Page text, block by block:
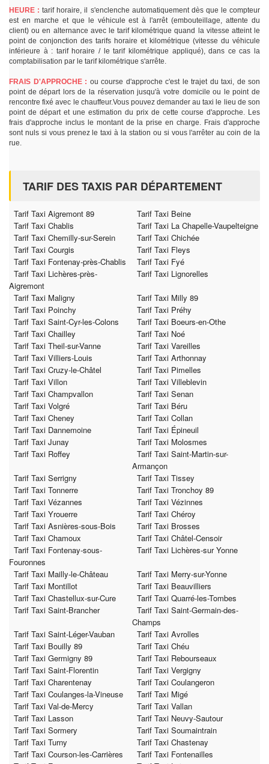
HEURE : tarif horaire, il s'enclenche automatiquement dès que le compteur
est en marche et que le véhicule est à l'arrêt (embouteillage, attente du
client) ou en alternance avec le tarif kilométrique quand la vitesse atteint le
point de conjonction des tarifs horaire et kilométrique (vitesse du véhicule
inférieure à : tarif horaire / le tarif kilométrique appliqué), dans ce cas la
comptabilisation par le tarif kilométrique s'arrête.
FRAIS D'APPROCHE : ou course d'approche c'est le trajet du taxi, de son
point de départ lors de la réservation jusqu'à votre domicile ou le point de
rencontre fixé avec le chauffeur.Vous pouvez demander au taxi le lieu de son
point de départ et une estimation du prix de cette course d'approche. Les
frais d'approche inclus le montant de la prise en charge. Frais d'approche
sont nuls si vous prenez le taxi à la station ou si vous l'arrêter au coin de la
rue.
TARIF DES TAXIS PAR DÉPARTEMENT
Tarif Taxi Aigremont 89
Tarif Taxi Beine
Tarif Taxi Chablis
Tarif Taxi La Chapelle-Vaupelteigne
Tarif Taxi Chemilly-sur-Serein
Tarif Taxi Chichée
Tarif Taxi Courgis
Tarif Taxi Fleys
Tarif Taxi Fontenay-près-Chablis
Tarif Taxi Fyé
Tarif Taxi Lichères-près-
Aigremont
Tarif Taxi Lignorelles
Tarif Taxi Maligny
Tarif Taxi Milly 89
Tarif Taxi Poinchy
Tarif Taxi Préhy
Tarif Taxi Saint-Cyr-les-Colons
Tarif Taxi Boeurs-en-Othe
Tarif Taxi Chailley
Tarif Taxi Noé
Tarif Taxi Theil-sur-Vanne
Tarif Taxi Vareilles
Tarif Taxi Villiers-Louis
Tarif Taxi Arthonnay
Tarif Taxi Cruzy-le-Châtel
Tarif Taxi Pimelles
Tarif Taxi Villon
Tarif Taxi Villeblevin
Tarif Taxi Champvallon
Tarif Taxi Senan
Tarif Taxi Volgré
Tarif Taxi Béru
Tarif Taxi Cheney
Tarif Taxi Collan
Tarif Taxi Dannemoine
Tarif Taxi Épineuil
Tarif Taxi Junay
Tarif Taxi Molosmes
Tarif Taxi Roffey
Tarif Taxi Saint-Martin-sur-
Armançon
Tarif Taxi Serrigny
Tarif Taxi Tissey
Tarif Taxi Tonnerre
Tarif Taxi Tronchoy 89
Tarif Taxi Vézannes
Tarif Taxi Vézinnes
Tarif Taxi Yrouerre
Tarif Taxi Chéroy
Tarif Taxi Asnières-sous-Bois
Tarif Taxi Brosses
Tarif Taxi Chamoux
Tarif Taxi Châtel-Censoir
Tarif Taxi Fontenay-sous-
Fouronnes
Tarif Taxi Lichères-sur Yonne
Tarif Taxi Mailly-le-Château
Tarif Taxi Merry-sur-Yonne
Tarif Taxi Montillot
Tarif Taxi Beauvilliers
Tarif Taxi Chastellux-sur-Cure
Tarif Taxi Quarré-les-Tombes
Tarif Taxi Saint-Brancher
Tarif Taxi Saint-Germain-des-
Champs
Tarif Taxi Saint-Léger-Vauban
Tarif Taxi Avrolles
Tarif Taxi Bouilly 89
Tarif Taxi Chéu
Tarif Taxi Germigny 89
Tarif Taxi Rebourseaux
Tarif Taxi Saint-Florentin
Tarif Taxi Vergigny
Tarif Taxi Charentenay
Tarif Taxi Coulangeron
Tarif Taxi Coulanges-la-Vineuse
Tarif Taxi Migé
Tarif Taxi Val-de-Mercy
Tarif Taxi Vallan
Tarif Taxi Lasson
Tarif Taxi Neuvy-Sautour
Tarif Taxi Sormery
Tarif Taxi Soumaintrain
Tarif Taxi Turny
Tarif Taxi Chastenay
Tarif Taxi Courson-les-Carrières
Tarif Taxi Fontenailles